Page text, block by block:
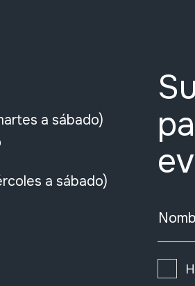
a sábado)
a sábado)